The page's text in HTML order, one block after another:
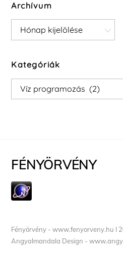
Archívum
Archívum
Kategóriák
Kategóriák
FÉNYÖRVÉNY
Fényörvény - www.fenyorveny.hu I
Angyalmandala Design -